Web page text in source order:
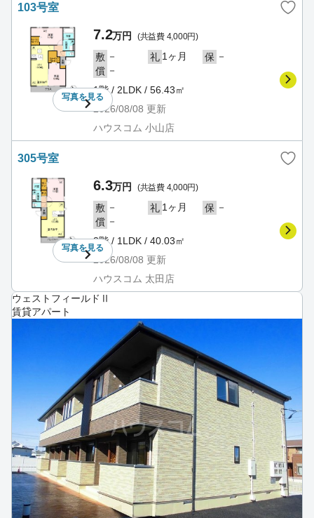
103号室
写真を見る
7.2万円 (共益費 4,000円)
敷 － 礼 1ヶ月 保 －
償 －
1階 / 2LDK / 56.43㎡
2026/08/08 更新
ハウスコム 小山店
305号室
写真を見る
6.3万円 (共益費 4,000円)
敷 － 礼 1ヶ月 保 －
償 －
3階 / 1LDK / 40.03㎡
2026/08/08 更新
ハウスコム 太田店
ウェストフィールドⅡ
賃貸アパート